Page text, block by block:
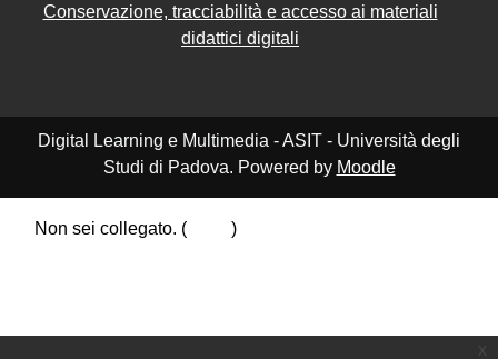
Conservazione, tracciabilità e accesso ai materiali
didattici digitali
Digital Learning e Multimedia - ASIT - Università degli
Studi di Padova. Powered by Moodle
Non sei collegato. (
)